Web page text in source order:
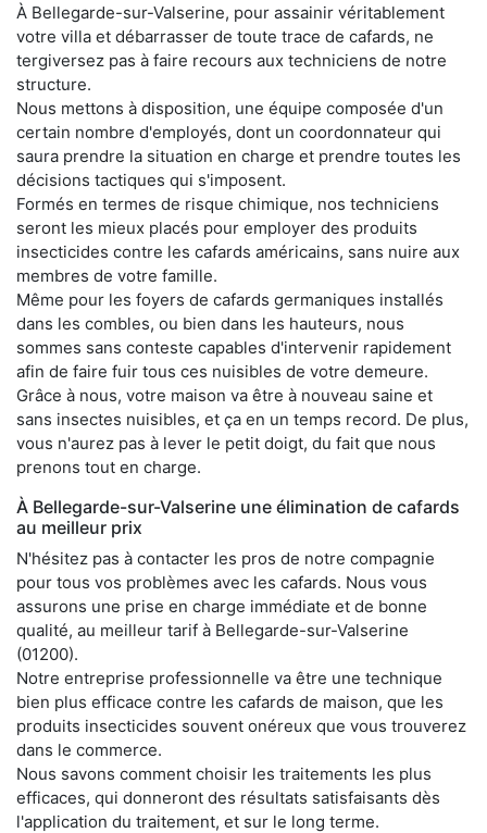
À Bellegarde-sur-Valserine, pour assainir véritablement
votre villa et débarrasser de toute trace de cafards, ne
tergiversez pas à faire recours aux techniciens de notre
structure.
Nous mettons à disposition, une équipe composée d'un
certain nombre d'employés, dont un coordonnateur qui
saura prendre la situation en charge et prendre toutes les
décisions tactiques qui s'imposent.
Formés en termes de risque chimique, nos techniciens
seront les mieux placés pour employer des produits
insecticides contre les cafards américains, sans nuire aux
membres de votre famille.
Même pour les foyers de cafards germaniques installés
dans les combles, ou bien dans les hauteurs, nous
sommes sans conteste capables d'intervenir rapidement
afin de faire fuir tous ces nuisibles de votre demeure.
Grâce à nous, votre maison va être à nouveau saine et
sans insectes nuisibles, et ça en un temps record. De plus,
vous n'aurez pas à lever le petit doigt, du fait que nous
prenons tout en charge.
À Bellegarde-sur-Valserine une élimination de cafards
au meilleur prix
N'hésitez pas à contacter les pros de notre compagnie
pour tous vos problèmes avec les cafards. Nous vous
assurons une prise en charge immédiate et de bonne
qualité, au meilleur tarif à Bellegarde-sur-Valserine
(01200).
Notre entreprise professionnelle va être une technique
bien plus efficace contre les cafards de maison, que les
produits insecticides souvent onéreux que vous trouverez
dans le commerce.
Nous savons comment choisir les traitements les plus
efficaces, qui donneront des résultats satisfaisants dès
l'application du traitement, et sur le long terme.